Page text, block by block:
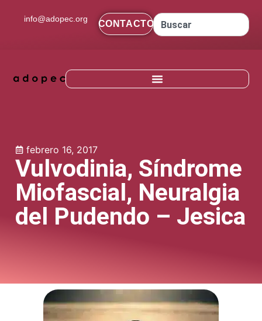
info@adopec.org CONTACTO
Vulvodinia, Síndrome
Miofascial, Neuralgia
del Pudendo – Jesica
febrero 16, 2017